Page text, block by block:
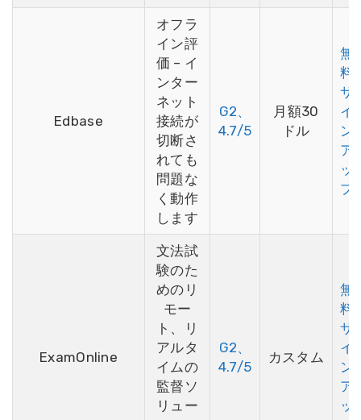
Edbase
オフラ
イン評
価 – イ
ンター
ネット
接続が
切断さ
れても
問題な
く動作
します
G2、
4.7/5
月額30
ドル
無
料
サ
イ
ン
ア
ッ
プ
ExamOnline
文法試
験のた
めのリ
モー
ト、リ
アルタ
イムの
監督ソ
リュー
G2、
4.7/5
カスタム
無
料
サ
イ
ン
ア
ッ